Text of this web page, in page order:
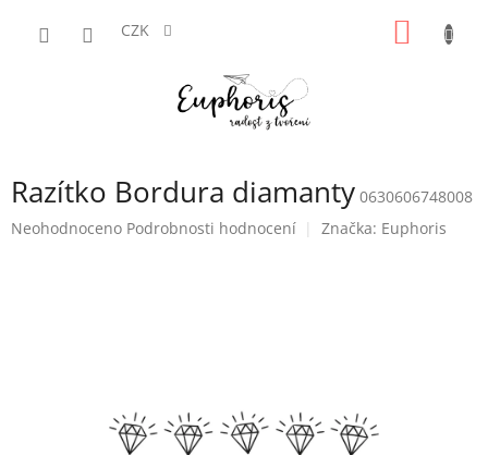
CZK
Razítko Bordura diamanty 0630606748008
Průměrné
Neohodnoceno Podrobnosti hodnocení Značka: Euphoris